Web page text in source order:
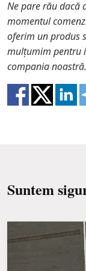
În cazul în
ale
o înlocuire cu
trebuie să știți
imagini.
Ne pare rău dacă
momentul
oferim un produs
mulțumim pentru
compania noastră.
Suntem